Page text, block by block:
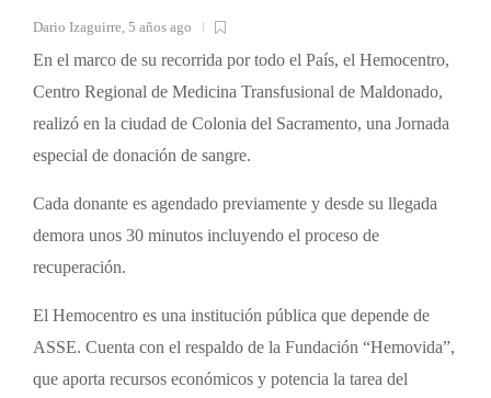
Dario Izaguirre, 5 años ago
En el marco de su recorrida por todo el País, el Hemocentro,
Centro Regional de Medicina Transfusional de Maldonado,
realizó en la ciudad de Colonia del Sacramento, una Jornada
especial de donación de sangre.
Cada donante es agendado previamente y desde su llegada
demora unos 30 minutos incluyendo el proceso de
recuperación.
El Hemocentro es una institución pública que depende de
ASSE. Cuenta con el respaldo de la Fundación “Hemovida”,
que aporta recursos económicos y potencia la tarea del